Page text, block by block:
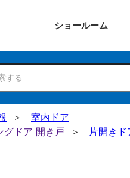
ショールーム
室内ドア
グドア 開き戸
片開きド